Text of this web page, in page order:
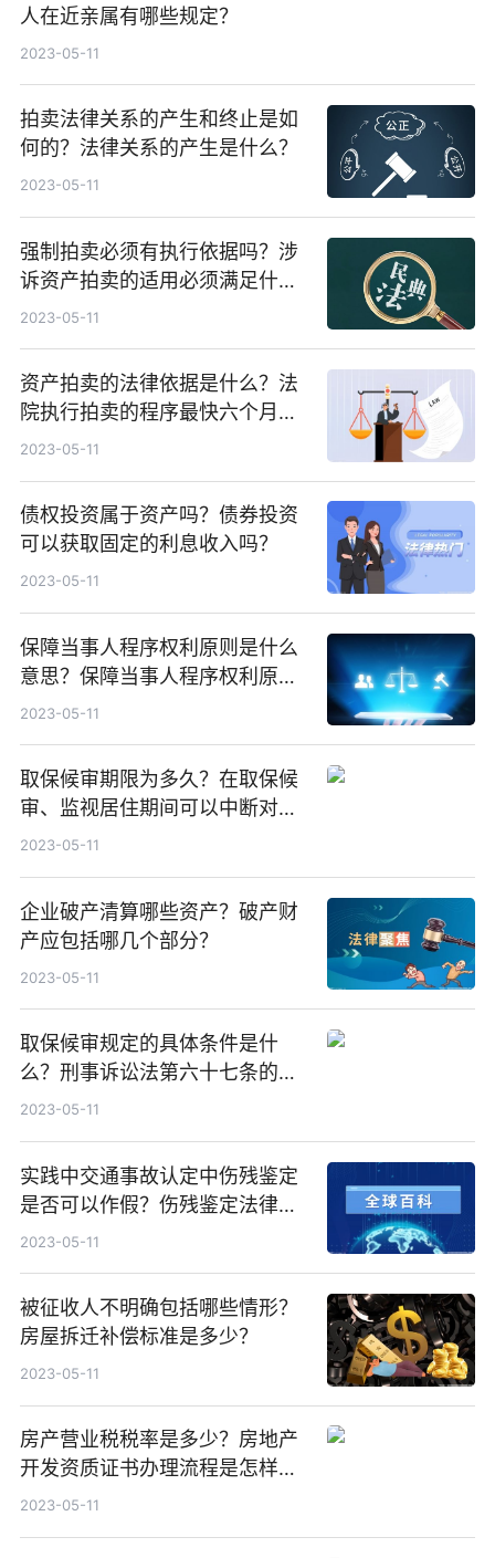
人在近亲属有哪些规定？
2023-05-11
拍卖法律关系的产生和终止是如
何的？法律关系的产生是什么？
2023-05-11
强制拍卖必须有执行依据吗？涉
诉资产拍卖的适用必须满足什么
前提条件？
2023-05-11
资产拍卖的法律依据是什么？法
院执行拍卖的程序最快六个月
吗？
2023-05-11
债权投资属于资产吗？债券投资
可以获取固定的利息收入吗？
2023-05-11
保障当事人程序权利原则是什么
意思？保障当事人程序权利原则
如何理解呢？
2023-05-11
取保候审期限为多久？在取保候
审、监视居住期间可以中断对案
件的侦查吗？
2023-05-11
企业破产清算哪些资产？破产财
产应包括哪几个部分？
2023-05-11
取保候审规定的具体条件是什
么？刑事诉讼法第六十七条的内
容是什么？
2023-05-11
实践中交通事故认定中伤残鉴定
是否可以作假？伤残鉴定法律依
据是什么？
2023-05-11
被征收人不明确包括哪些情形？
房屋拆迁补偿标准是多少？
2023-05-11
房产营业税税率是多少？房地产
开发资质证书办理流程是怎样
的？
2023-05-11